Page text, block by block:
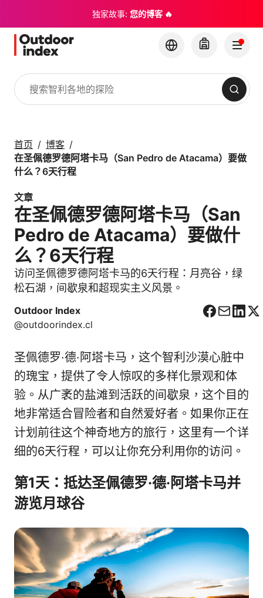
独家故事: 您的博客 🔥
搜索
首页
博客
在圣佩德罗德阿塔卡马（San Pedro de Atacama）要做
什么？6天行程
文章
在圣佩德罗德阿塔卡马（San
Pedro de Atacama）要做什
么？6天行程
访问圣佩德罗德阿塔卡马的6天行程：月亮谷，绿
松石湖，间歇泉和超现实主义风景。
Outdoor Index
@outdoorindex.cl
F
e
b
o
o
k
C
r
e
o
L
k
d
I
n
X
圣佩德罗·德·阿塔卡马，这个智利沙漠心脏中
的瑰宝，提供了令人惊叹的多样化景观和体
验。从广袤的盐滩到活跃的间歇泉，这个目的
地非常适合冒险者和自然爱好者。如果你正在
计划前往这个神奇地方的旅行，这里有一个详
细的6天行程，可以让你充分利用你的访问。
第1天：抵达圣佩德罗·德·阿塔卡马并
游览月球谷
起探索智利及其隐藏的
宝石